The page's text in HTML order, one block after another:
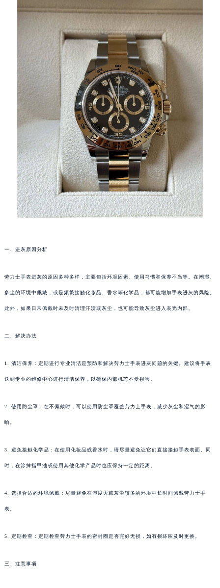
一、进灰原因分析
劳力士手表进灰的原因多种多样，主要包括环境因素、使用习惯和保养不当等。在潮湿、
多尘的环境中佩戴，或是频繁接触化妆品、香水等化学品，都可能增加手表进灰的风险。
此外，如果日常佩戴时未及时清理汗渍或灰尘，也可能导致灰尘进入表壳内部。
二、解决办法
1. 清洁保养：定期进行专业清洁是预防和解决劳力士手表进灰问题的关键。建议将手表
送到专业的维修中心进行清洁保养，以确保内部机芯不受损害。
2. 使用防尘罩：在不佩戴时，可以使用防尘罩覆盖劳力士手表，减少灰尘和湿气的影
响。
3. 避免接触化学品：在使用化妆品或香水时，请尽量避免让它们直接接触手表表面。同
时，在涂抹指甲油或使用其他化学产品时也应保持一定的距离。
4. 选择合适的环境佩戴：尽量避免在湿度大或灰尘较多的环境中长时间佩戴劳力士手
表。
5. 定期检查：定期检查劳力士手表的密封圈是否完好无损，如有损坏应及时更换。
三、注意事项